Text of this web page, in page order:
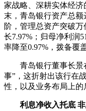
财经 教育 乡
大国智造 大国展
CCTV.节目官网
家战略、深耕实体经济
末，青岛银行资产总额
阶，管理总资产突破
长7.97%；归母净利润
率降至0.97%，拨备覆
青岛银行董事长景
事”，这折射出该行在
性，以及业务布局上的
利息净收入托底